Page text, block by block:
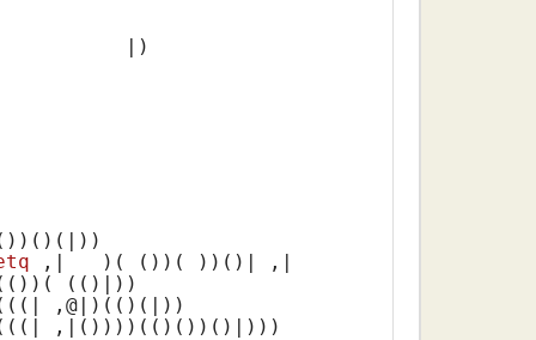
|)
) () (|) )
,|   ) ( () ) ( ) ) () | ,|             |))
) ( (() |))
,@|) (() (|) )
,|() ))) (() () ) ()